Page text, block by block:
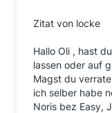
Zitat von locke
Hallo Oli , hast
lassen oder auf
Magst du
ich selber habe
Noris bez Easy,